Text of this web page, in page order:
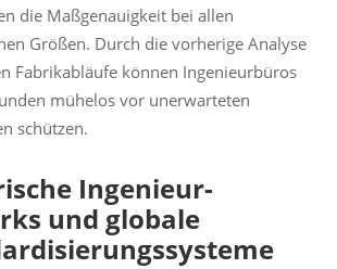
die Maßgenauigkeit bei allen
Größen. Durch die vorherige Analyse
Fabrikabläufe können Ingenieurbüros
mühelos vor unerwarteten
schützen.
Ingenieur-
und globale